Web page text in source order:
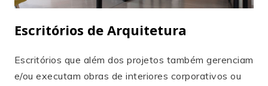
Escritórios de Arquitetura
Escritórios que além dos projetos também gerenciam
e/ou executam obras de interiores corporativos ou